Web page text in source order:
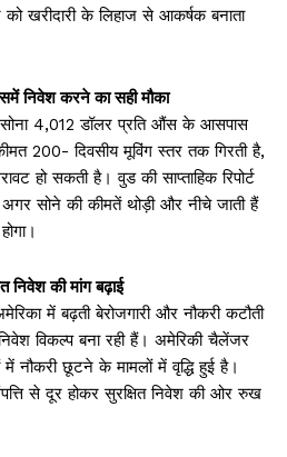
खरीदारी के लिहाज से आकर्षक बनाता
निवेश करने का सही मौका
सोना 4,012 डॉलर प्रति औंस के आसपास
200- दिवसीय मूविंग स्तर तक गिरती है,
हो सकती है। वुड की साप्ताहिक रिपोर्ट
सोने की कीमतें थोड़ी और नीचे जाती हैं
निवेश की मांग बढ़ाई
में बढ़ती बेरोजगारी और नौकरी कटौती
विकल्प बना रही हैं। अमेरिकी चैलेंजर
में नौकरी छूटने के मामलों में वृद्धि हुई है।
से दूर होकर सुरक्षित निवेश की ओर रुख